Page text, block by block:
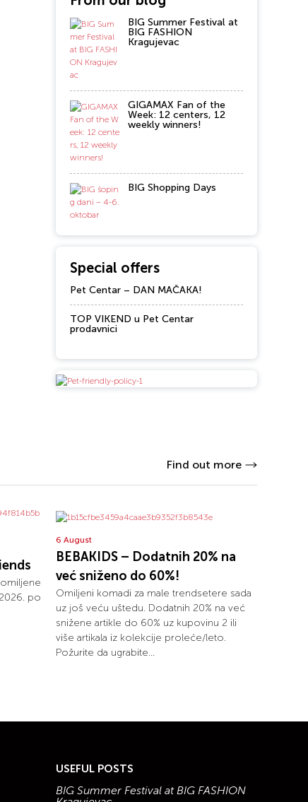
BIG Summer Festival at
BIG FASHION
Kragujevac
GIGAMAX Fan of the
Week: 12 centers, 12
weekly winners!
BIG Shopping Days
Special offers
Pet Centar – DAN MAČAKA!
TOP VIKEND u Pet Centar
prodavnici
Find out more
po
6 August
BEBAKIDS – Dodatnih 20% na
već sniženo do 60%!
Omiljeni komadi za male trendsetere sada
uz još veću uštedu. Dodatnih 20% na već
snižene artikle do 60% uz kupovinu 2 ili
više artikala iz kolekcije proleće/leto.
Požurite da ugrabite...
USEFUL POSTS
BIG Summer Festival at BIG FASHION